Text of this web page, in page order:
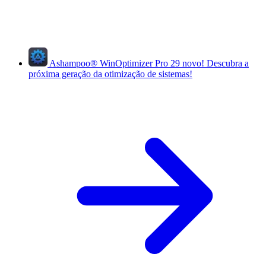
Ashampoo® WinOptimizer Pro 29 novo! Descubra a
próxima geração da otimização de sistemas!